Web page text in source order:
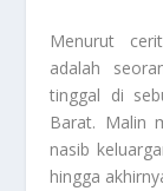
Menurut
adalah
tinggal di
Barat. Malin
nasib
hingga